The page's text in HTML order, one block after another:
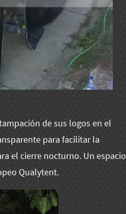
de sus logos en el
para facilitar la
el cierre nocturno. Un espacio
Qualytent.